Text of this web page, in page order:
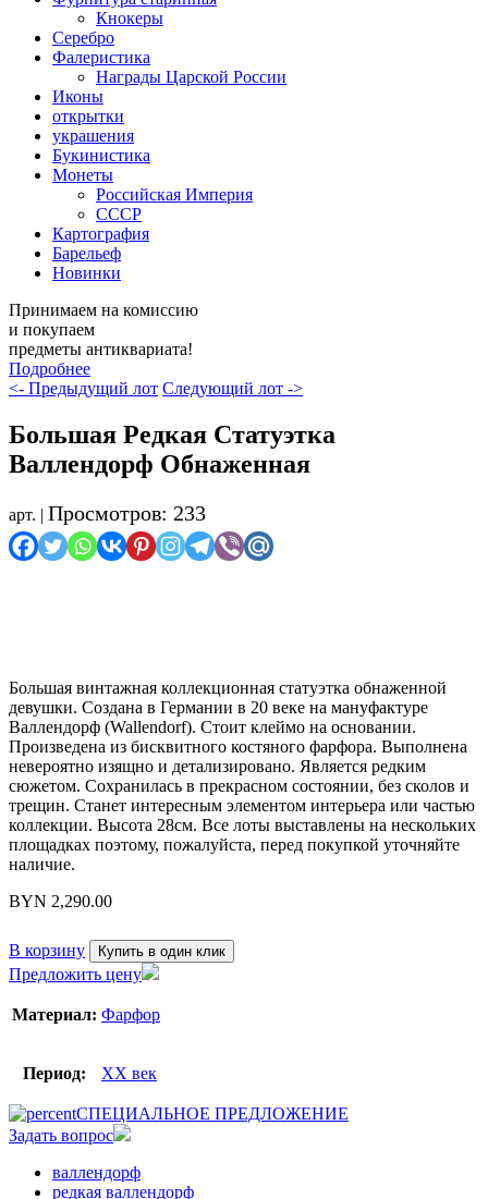
Кнокеры
Серебро
Фалеристика
Награды Царской России
Иконы
открытки
украшения
Букинистика
Монеты
Российская Империя
СССР
Картография
Барельеф
Новинки
Принимаем на комиссию
и покупаем
предметы антиквариата!
Подробнее
<- Предыдущий лот Следующий лот ->
Большая Редкая Статуэтка
Валлендорф Обнаженная
арт. | Просмотров: 233
Большая винтажная коллекционная статуэтка обнаженной
девушки. Создана в Германии в 20 веке на мануфактуре
Валлендорф (Wallendorf). Стоит клеймо на основании.
Произведена из бисквитного костяного фарфора. Выполнена
невероятно изящно и детализировано. Является редким
сюжетом. Сохранилась в прекрасном состоянии, без сколов и
трещин. Станет интересным элементом интерьера или частью
коллекции. Высота 28см. Все лоты выставлены на нескольких
площадках поэтому, пожалуйста, перед покупкой уточняйте
наличие.
BYN 2,290.00
В корзину Купить в один клик
Предложить цену
Материал: Фарфор
Период: XX век
СПЕЦИАЛЬНОЕ ПРЕДЛОЖЕНИЕ
Задать вопрос
валлендорф
редкая валлендорф